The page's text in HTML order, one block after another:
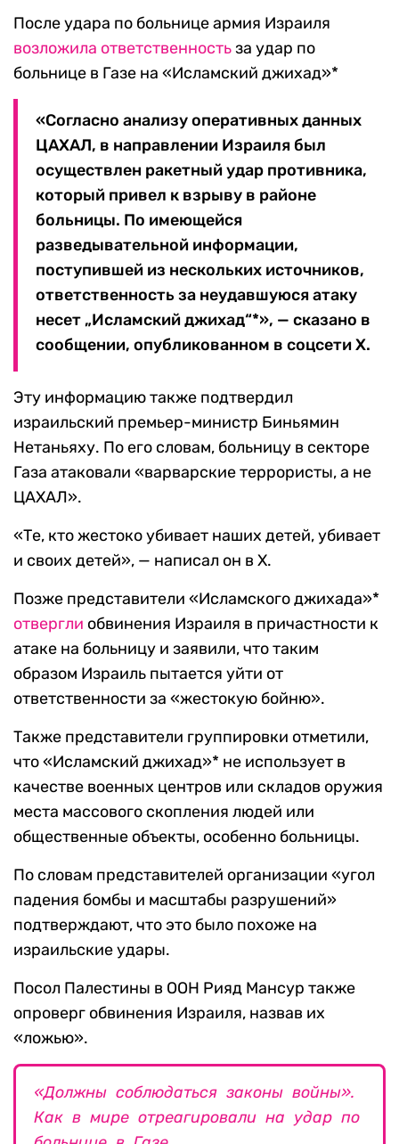
После удара по больнице армия Израиля
возложила ответственностьза удар по
больнице в Газе на «Исламский джихад»*
«Согласно анализу оперативных данных
ЦАХАЛ, в направлении Израиля был
осуществлен ракетный удар противника,
который привел к взрыву в районе
больницы. По имеющейся
разведывательной информации,
поступившей из нескольких источников,
ответственность за неудавшуюся атаку
несет „Исламский джихад“*», — сказано в
сообщении, опубликованном в соцсети Х.
Эту информацию также подтвердил
израильский премьер-министр Биньямин
Нетаньяху. По его словам, больницу в секторе
Газа атаковали «варварские террористы, а не
ЦАХАЛ».
«Те, кто жестоко убивает наших детей, убивает
и своих детей», — написал он в Х.
Позже представители «Исламского джихада»*
отвергли обвинения Израиля в причастности к
атаке на больницу и заявили, что таким
образом Израиль пытается уйти от
ответственности за «жестокую бойню».
Также представители группировки отметили,
что «Исламский джихад»* не использует в
качестве военных центров или складов оружия
места массового скопления людей или
общественные объекты, особенно больницы.
По словам представителей организации «угол
падения бомбы и масштабы разрушений»
подтверждают, что это было похоже на
израильские удары.
Посол Палестины в ООН Рияд Мансур также
опроверг обвинения Израиля, назвав их
«ложью».
«Должны соблюдаться законы войны».
Как в мире отреагировали на удар по